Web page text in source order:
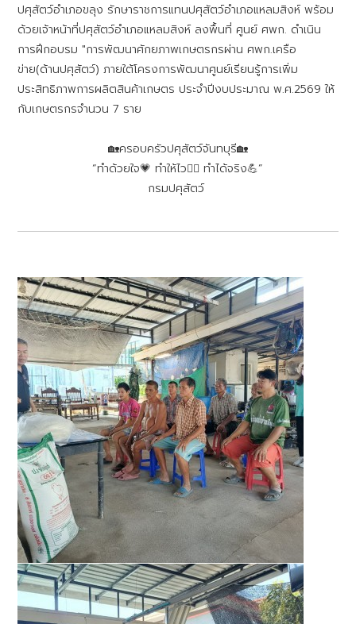
ปศุสัตว์อำเภอขลุง รักษาราชการแทนปศุสัตว์อำเภอแหลมสิงห์ พร้อม
ด้วยเจ้าหน้าที่ปศุสัตว์อำเภอแหลมสิงห์ ลงพื้นที่ ศูนย์ ศพก. ดำเนิน
การฝึกอบรม "การพัฒนาศักยภาพเกษตรกรผ่าน ศพก.เครือ
ข่าย(ด้านปศุสัตว์) ภายใต้โครงการพัฒนาศูนย์เรียนรู้การเพิ่ม
ประสิทธิภาพการผลิตสินค้าเกษตร ประจำปีงบประมาณ พ.ศ.2569 ให้
กับเกษตรกรจำนวน 7 ราย
🏡ครอบครัวปศุสัตว์จันทบุรี🏡
“ทำด้วยใจ💗 ทำให้ไว🏃‍♂️ ทำได้จริง💪”
กรมปศุสัตว์